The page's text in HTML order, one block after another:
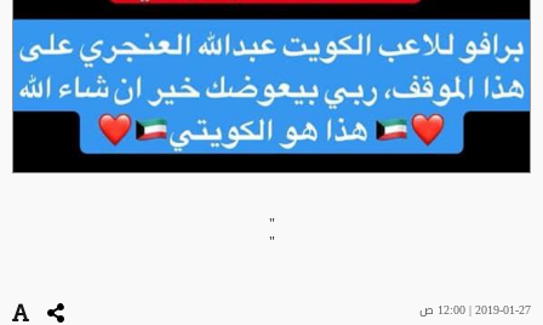
"
"
2019-01-27 | 12:00 ص